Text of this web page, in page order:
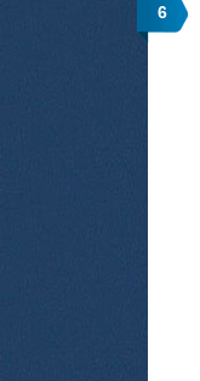
6